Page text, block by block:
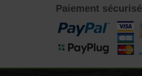
Paiement sécurisé